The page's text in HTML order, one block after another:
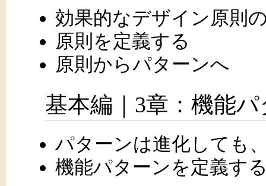
効果的なデザイン原則
原則を定義する
原則からパターンへ
基本編｜3章：機能
パターンは進化しても
機能パターンを定義す